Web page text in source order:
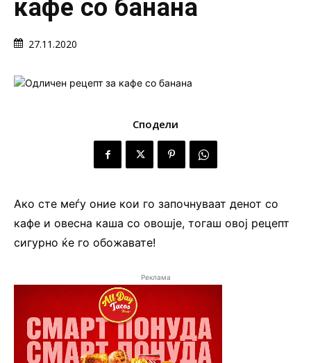
кафе со банана
27.11.2020
Сподели
Ако сте меѓу оние кои го започнуваат денот со
кафе и овесна каша со овошје, тогаш овој рецепт
сигурно ќе го обожавате!
Реклама